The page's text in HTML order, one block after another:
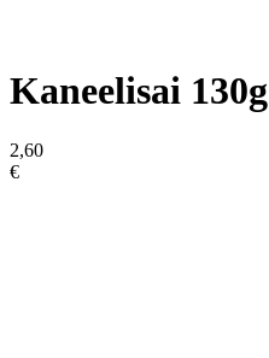
Kaneelisai 130g
2,60
€